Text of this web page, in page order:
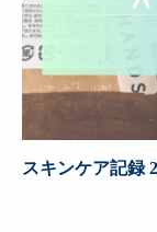
スキンケア記録